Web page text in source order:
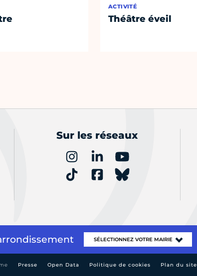
ACTIVITÉ
Théâtre éveil
Sur les réseaux
Presse Open Data Politique de cookies Plan du site